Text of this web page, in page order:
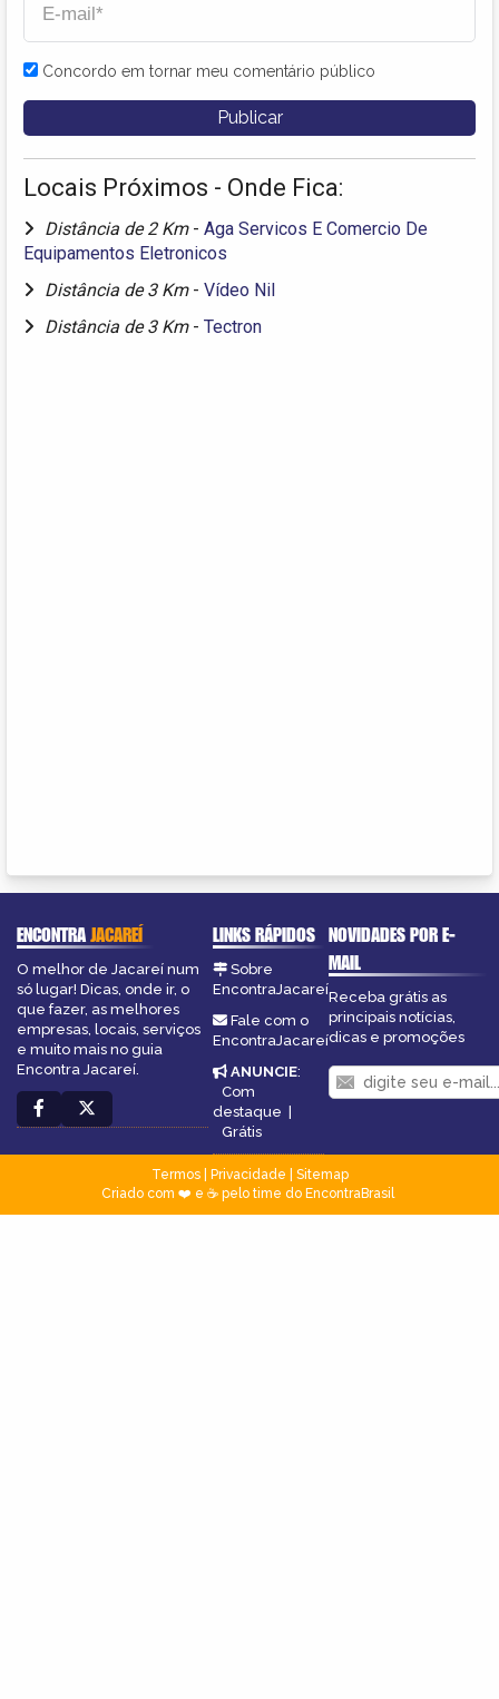
Concordo em tornar meu comentário público
Locais Próximos - Onde Fica:
Distância de 2 Km - Aga Servicos E Comercio De
Equipamentos Eletronicos
Distância de 3 Km - Vídeo Nil
Distância de 3 Km - Tectron
ENCONTRAJACAREÍ
O melhor de Jacareí num
só lugar! Dicas, onde ir, o
que fazer, as melhores
empresas, locais, serviços
e muito mais no guia
Encontra Jacareí.
LINKS RÁPIDOS
Sobre
EncontraJacareí
Fale com o
EncontraJacareí
ANUNCIE:
Com
destaque |
Grátis
NOVIDADES POR E-
MAIL
Receba grátis as
principais notícias,
dicas e promoções
Termos| Privacidade
Sitemap
Criado com ❤️ e ☕ pelo time do EncontraBrasil